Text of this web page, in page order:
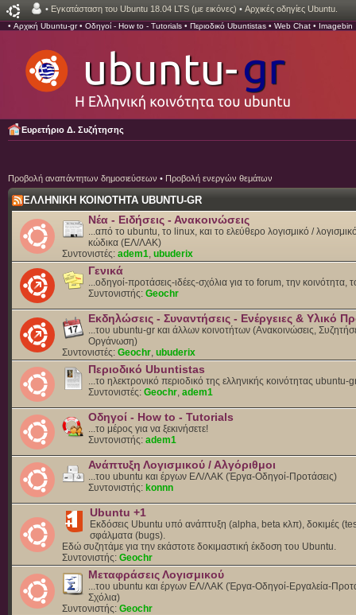
• Εγκατάσταση του Ubuntu 18.04 LTS (με εικόνες) • Αρχικές οδηγίες Ubuntu.
• Αρχική Ubuntu-gr• Οδηγοί - How to - Tutorials • Περιοδικό Ubuntistas • Web Chat • Imagebin
Ευρετήριο Δ. Συζήτησης
Προβολή αναπάντητων δημοσιεύσεων • Προβολή ενεργών θεμάτων
ΕΛΛΗΝΙΚΗ ΚΟΙΝΟΤΗΤΑ UBUNTU-GR
Νέα - Ειδήσεις - Ανακοινώσεις
...από το ubuntu, το linux, και το ελεύθερο λογισμικό /
κώδικα (ΕΛ/ΛΑΚ)
Συντονιστές: adem1 ubuderix
Γενικά
...οδηγοί-προτάσεις-ιδέες-σχόλια για το forum, την κοινότητα,
Συντονιστής: Geochr
Εκδηλώσεις - Συναντήσεις - Ενέργειες & Υλικό
...του ubuntu-gr και άλλων κοινοτήτων (Ανακοινώσεις,
Οργάνωση)
Συντονιστές: Geochr ubuderix
Περιοδικό Ubuntistas
...το ηλεκτρονικό περιοδικό της ελληνικής κοινότητας ubuntu-
Συντονιστές: Geochr adem1
Οδηγοί - How to - Tutorials
...το μέρος για να ξεκινήσετε!
Συντονιστής: adem1
Ανάπτυξη Λογισμικού / Αλγόριθμοι
...του ubuntu και έργων ΕΛ/ΛΑΚ (Έργα-Οδηγοί-Προτάσεις)
Συντονιστής: konnn
Ubuntu +1
Εκδόσεις Ubuntu υπό ανάπτυξη (alpha, beta κλπ), δοκιμές
σφάλματα (bugs).
Eδώ συζητάμε για την εκάστοτε δοκιμαστική έκδοση του Ubuntu.
Συντονιστής: Geochr
Μεταφράσεις Λογισμικού
...του ubuntu και έργων ΕΛ/ΛΑΚ (Έργα-Οδηγοί-Εργαλεία-
Σχόλια)
Συντονιστής: Geochr